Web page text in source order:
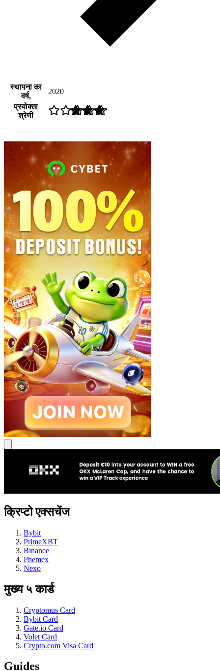
स्थापना का
वर्ष,
2020
प्रयोक्ता
श्रेणी
क्रिप्टो एक्सचेंज
Bybit
PrimeXBT
Binance
Phemex
Nexo
मुख्य ५ कार्ड
Cryptomus Card
Bybit Card
Gate.io Card
Volet Card
Crypto.com Visa Card
Guides